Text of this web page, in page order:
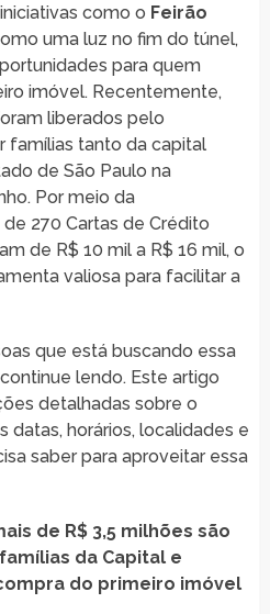
como o Feirão
uma luz no fim do túnel,
para quem
imóvel. Recentemente,
liberados pelo
famílias tanto da capital
de São Paulo na
Por meio da
270 Cartas de Crédito
de R$ 10 mil a R$ 16 mil, o
valiosa para facilitar a
que está buscando essa
lendo. Este artigo
detalhadas sobre o
datas, horários, localidades e
saber para aproveitar essa
de R$ 3,5 milhões são
da Capital e
do primeiro imóvel